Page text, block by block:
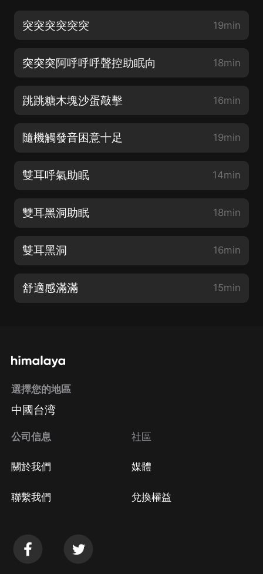
突突突突突突 19min
突突突阿呼呼呼聲控助眠向 18min
跳跳糖木塊沙蛋敲擊 16min
隨機觸發音困意十足 19min
雙耳呼氣助眠 14min
雙耳黑洞助眠 18min
雙耳黑洞 16min
舒適感滿滿 15min
選擇您的地區
中國台湾
公司信息
關於我們
聯繫我們
社區
媒體
兌換權益